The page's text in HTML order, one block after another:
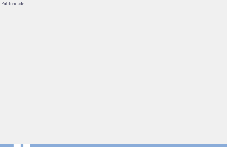
Publicidade.